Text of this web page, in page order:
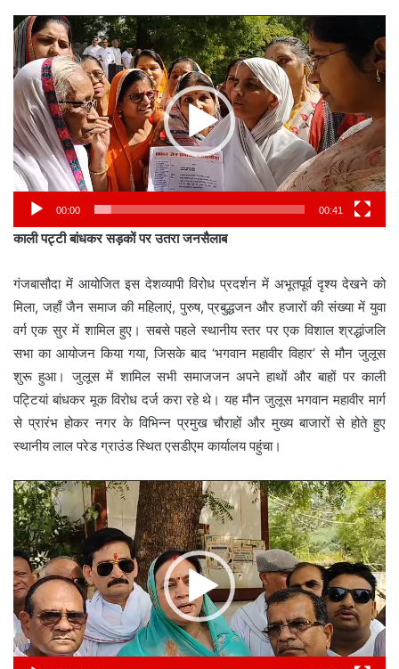
Video
Player
00:00 00:41
काली पट्टी बांधकर सड़कों पर उतरा जनसैलाब
गंजबासौदा में आयोजित इस देशव्यापी विरोध प्रदर्शन में अभूतपूर्व दृश्य देखने को
मिला, जहाँ जैन समाज की महिलाएं, पुरुष, प्रबुद्धजन और हजारों की संख्या में युवा
वर्ग एक सुर में शामिल हुए। सबसे पहले स्थानीय स्तर पर एक विशाल श्रद्धांजलि
सभा का आयोजन किया गया, जिसके बाद ‘भगवान महावीर विहार’ से मौन जुलूस
शुरू हुआ। जुलूस में शामिल सभी समाजजन अपने हाथों और बाहों पर काली
पट्टियां बांधकर मूक विरोध दर्ज करा रहे थे। यह मौन जुलूस भगवान महावीर मार्ग
से प्रारंभ होकर नगर के विभिन्न प्रमुख चौराहों और मुख्य बाजारों से होते हुए
स्थानीय लाल परेड ग्राउंड स्थित एसडीएम कार्यालय पहुंचा।
Video
Player